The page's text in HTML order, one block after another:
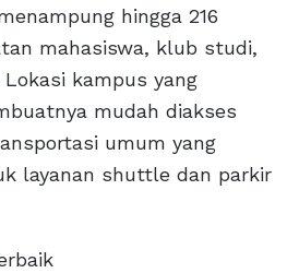
hingga 216
mahasiswa, klub studi,
kampus yang
mudah diakses
umum yang
layanan shuttle dan parkir